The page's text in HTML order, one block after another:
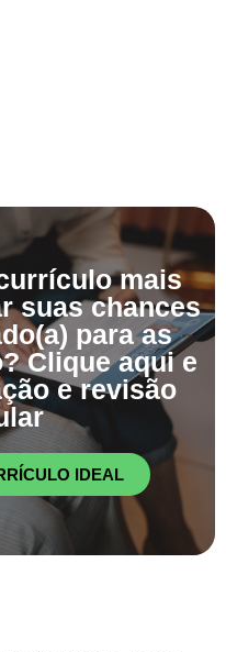
mais
suas chances
para as
Clique aqui e
e revisão
IDEAL